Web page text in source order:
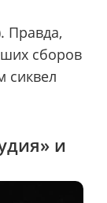
Правда,
сборов
сиквел
и